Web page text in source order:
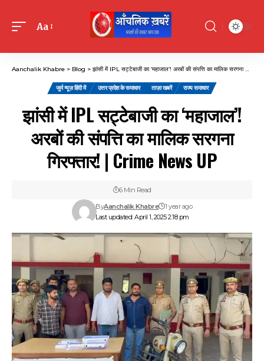
Font
Aa
Aanchalik Khabre > Blog > झांसी में IPL सट्टेबाजी का ‘महाजाल’! अरबों की संपत्ति का मालिक सरगना गिरफ्तार! | Crime News UP
जुर्म न्यूज़ हिंदी में उत्तर प्रदेश के समाचार ताज़ा खबरें राज्य समाचार
झांसी में IPL सट्टेबाजी का ‘महाजाल’!
अरबों की संपत्ति का मालिक सरगना
गिरफ्तार! | Crime News UP
Last updated: April 1, 2025 2:18 pm
ByAanchalik Khabre 1 year ago
6 Min Read